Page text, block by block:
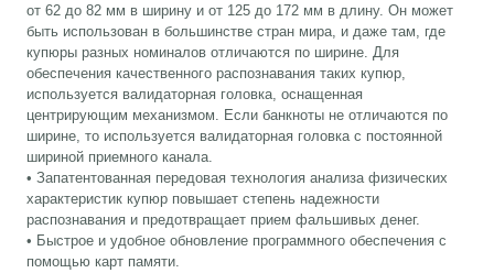
от 62 до 82 мм в ширину и от 125 до 172 мм в длину. Он может
быть использован в большинстве стран мира, и даже там, где
купюры разных номиналов отличаются по ширине. Для
обеспечения качественного распознавания таких купюр,
используется валидаторная головка, оснащенная
центрирующим механизмом. Если банкноты не отличаются по
ширине, то используется валидаторная головка с постоянной
шириной приемного канала.
• Запатентованная передовая технология анализа физических
характеристик купюр повышает степень надежности
распознавания и предотвращает прием фальшивых денег.
• Быстрое и удобное обновление программного обеспечения с
помощью карт памяти.